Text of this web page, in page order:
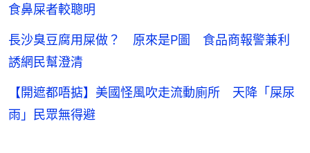
食鼻屎者較聰明
長沙臭豆腐用屎做？ 原來是P圖 食品商報警兼利
誘網民幫澄清
【開遮都唔掂】美國怪風吹走流動廁所 天降「屎尿
雨」民眾無得避